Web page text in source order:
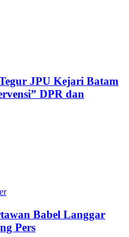
JPU Kejari Batam
DPR dan
Babel Langgar
Pers